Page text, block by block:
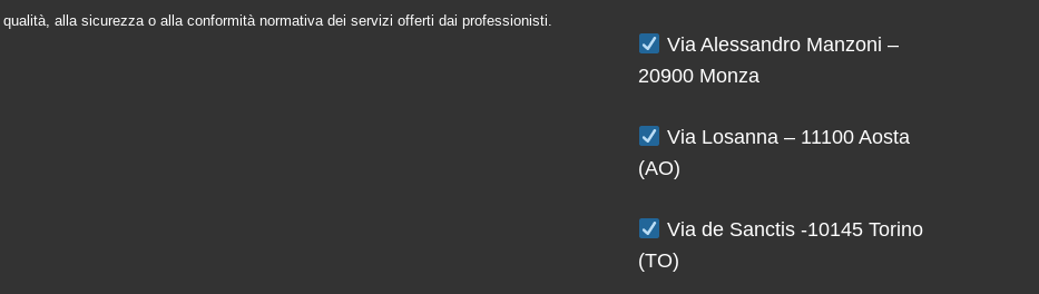
qualità, alla sicurezza o alla conformità normativa dei servizi offerti dai professionisti.
Via Alessandro Manzoni –
20900 Monza
Via Losanna – 11100 Aosta
(AO)
Via de Sanctis -10145 Torino
(TO)